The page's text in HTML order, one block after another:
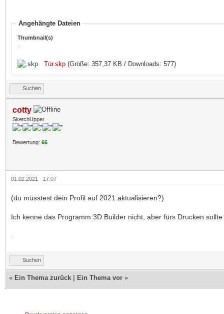
Angehängte Dateien
Thumbnail(s)
Tür.skp (Größe: 357,37 KB / Downloads: 577)
Suchen
cotty
SketchUpper
Bewertung: 66
01.02.2021 - 17:07
(du müsstest dein Profil auf 2021 aktualisieren?)
Ich kenne das Programm 3D Builder nicht, aber fürs Drucken
Suchen
« Ein Thema zurück Ein Thema vor »